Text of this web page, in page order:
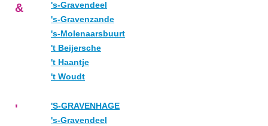
&
's-Gravendeel
's-Gravenzande
's-Molenaarsbuurt
't Beijersche
't Haantje
't Woudt
'
'S-GRAVENHAGE
's-Gravendeel